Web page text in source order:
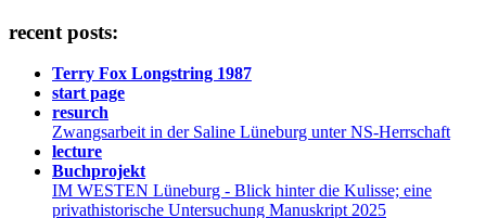
recent posts:
Terry Fox Longstring 1987
start page
resurch
Zwangsarbeit in der Saline Lüneburg unter NS-Herrschaft
lecture
Buchprojekt
IM WESTEN Lüneburg - Blick hinter die Kulisse; eine
privathistorische Untersuchung Manuskript 2025